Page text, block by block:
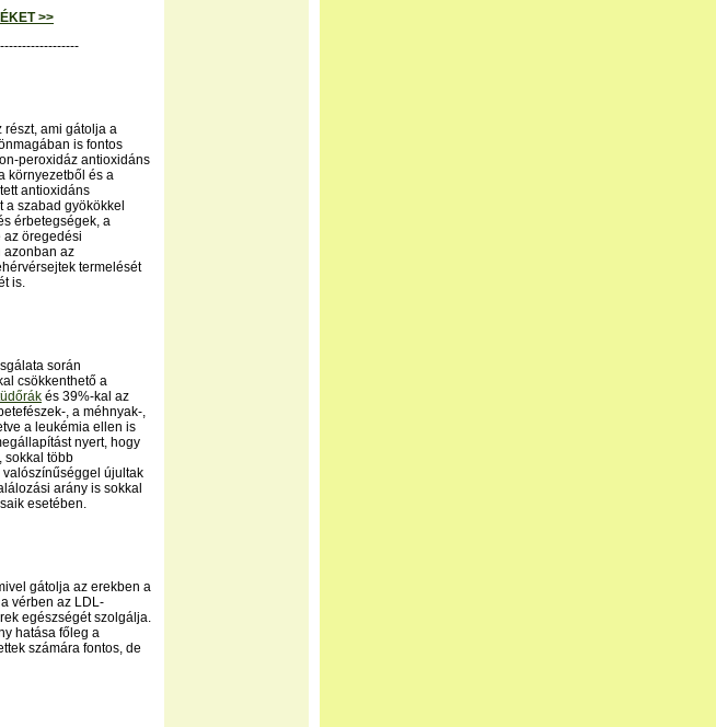
>>
részt, ami gátolja a
is fontos
peroxidáz antioxidáns
környezetből és a
antioxidáns
szabad gyökökkel
érbetegségek, a
az öregedési
azonban az
termelését
is.
során
csökkenthető a
és 39%-kal az
, a méhnyak-,
a leukémia ellen is
nyert, hogy
sokkal több
újultak
arány is sokkal
esetében.
gátolja az erekben a
vérben az LDL-
egészségét szolgálja.
hatása főleg a
számára fontos, de